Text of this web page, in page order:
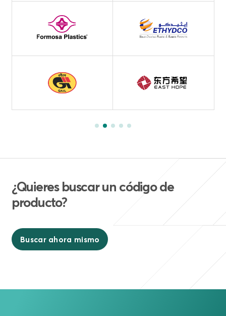
¿Quieres buscar un código de
producto?
Buscar ahora mismo